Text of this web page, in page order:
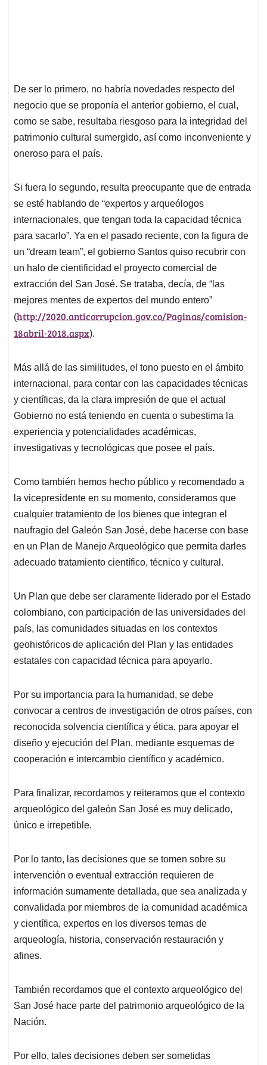
De ser lo primero, no habría novedades respecto del
negocio que se proponía el anterior gobierno, el cual,
como se sabe, resultaba riesgoso para la integridad del
patrimonio cultural sumergido, así como inconveniente y
oneroso para el país.
Si fuera lo segundo, resulta preocupante que de entrada
se esté hablando de “expertos y arqueólogos
internacionales, que tengan toda la capacidad técnica
para sacarlo”. Ya en el pasado reciente, con la figura de
un “dream team”, el gobierno Santos quiso recubrir con
un halo de cientificidad el proyecto comercial de
extracción del San José. Se trataba, decía, de “las
mejores mentes de expertos del mundo entero”
(http://2020.anticorrupcion.gov.co/Paginas/comision-
18abril-2018.aspx).
Más allá de las similitudes, el tono puesto en el ámbito
internacional, para contar con las capacidades técnicas
y científicas, da la clara impresión de que el actual
Gobierno no está teniendo en cuenta o subestima la
experiencia y potencialidades académicas,
investigativas y tecnológicas que posee el país.
Como también hemos hecho público y recomendado a
la vicepresidente en su momento, consideramos que
cualquier tratamiento de los bienes que integran el
naufragio del Galeón San José, debe hacerse con base
en un Plan de Manejo Arqueológico que permita darles
adecuado tratamiento científico, técnico y cultural.
Un Plan que debe ser claramente liderado por el Estado
colombiano, con participación de las universidades del
país, las comunidades situadas en los contextos
geohistóricos de aplicación del Plan y las entidades
estatales con capacidad técnica para apoyarlo.
Por su importancia para la humanidad, se debe
convocar a centros de investigación de otros países, con
reconocida solvencia científica y ética, para apoyar el
diseño y ejecución del Plan, mediante esquemas de
cooperación e intercambio científico y académico.
Para finalizar, recordamos y reiteramos que el contexto
arqueológico del galeón San José es muy delicado,
único e irrepetible.
Por lo tanto, las decisiones que se tomen sobre su
intervención o eventual extracción requieren de
información sumamente detallada, que sea analizada y
convalidada por miembros de la comunidad académica
y científica, expertos en los diversos temas de
arqueología, historia, conservación restauración y
afines.
También recordamos que el contexto arqueológico del
San José hace parte del patrimonio arqueológico de la
Nación.
Por ello, tales decisiones deben ser sometidas